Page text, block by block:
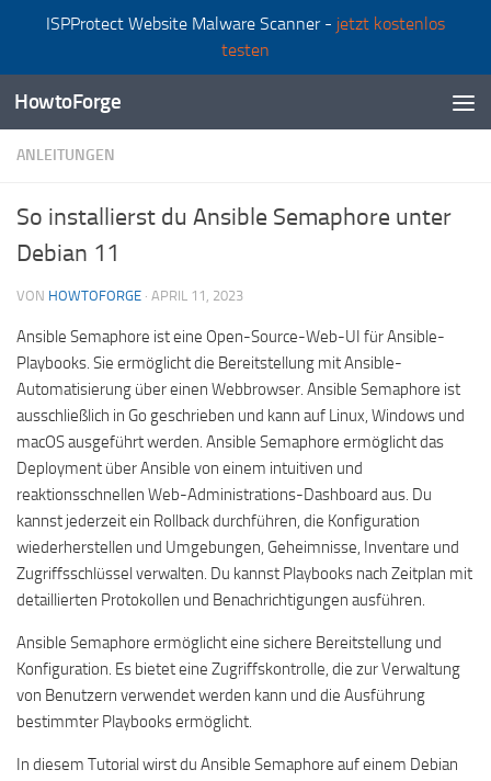
ISPProtect Website Malware Scanner - jetzt kostenlos
testen
Zum Inhalt springen
HowtoForge
ANLEITUNGEN
So installierst du Ansible Semaphore unter
Debian 11
VON HOWTOFORGE · APRIL 11, 2023
Ansible Semaphore ist eine Open-Source-Web-UI für Ansible-
Playbooks. Sie ermöglicht die Bereitstellung mit Ansible-
Automatisierung über einen Webbrowser. Ansible Semaphore ist
ausschließlich in Go geschrieben und kann auf Linux, Windows und
macOS ausgeführt werden. Ansible Semaphore ermöglicht das
Deployment über Ansible von einem intuitiven und
reaktionsschnellen Web-Administrations-Dashboard aus. Du
kannst jederzeit ein Rollback durchführen, die Konfiguration
wiederherstellen und Umgebungen, Geheimnisse, Inventare und
Zugriffsschlüssel verwalten. Du kannst Playbooks nach Zeitplan mit
detaillierten Protokollen und Benachrichtigungen ausführen.
Ansible Semaphore ermöglicht eine sichere Bereitstellung und
Konfiguration. Es bietet eine Zugriffskontrolle, die zur Verwaltung
von Benutzern verwendet werden kann und die Ausführung
bestimmter Playbooks ermöglicht.
In diesem Tutorial wirst du Ansible Semaphore auf einem Debian